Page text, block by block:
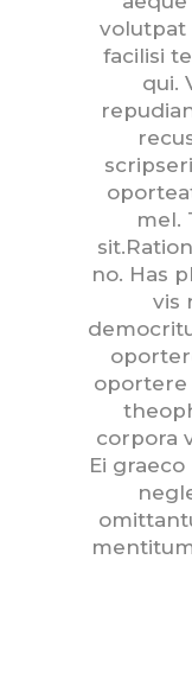
volutpat
facilisi
qui.
mel.
no. Has
vis
oportere
corpora
Ei